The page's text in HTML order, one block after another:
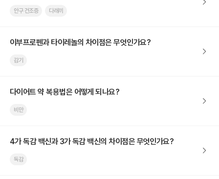
안구 건조증 다래끼
이부프로펜과 타이레놀의 차이점은 무엇인가요?
감기
다이어트 약 복용법은 어떻게 되나요?
비만
4가 독감 백신과 3가 독감 백신의 차이점은 무엇인가요?
독감